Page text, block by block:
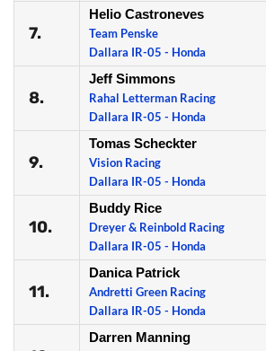
7.
Helio Castroneves
Team Penske
Dallara IR-05 - Honda
8.
Jeff Simmons
Rahal Letterman Racing
Dallara IR-05 - Honda
9.
Tomas Scheckter
Vision Racing
Dallara IR-05 - Honda
10.
Buddy Rice
Dreyer & Reinbold Racing
Dallara IR-05 - Honda
11.
Danica Patrick
Andretti Green Racing
Dallara IR-05 - Honda
Darren Manning